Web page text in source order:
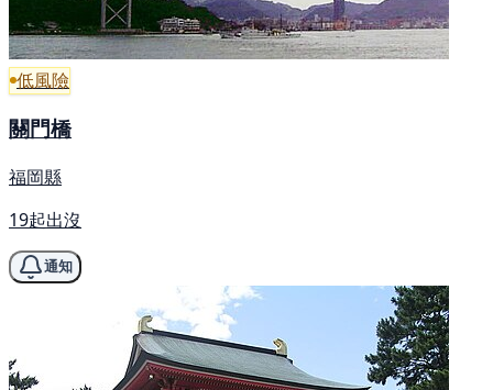
低風險
關門橋
福岡縣
19起出沒
通知